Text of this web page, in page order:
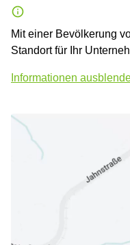
Mit einer Bevölkerung
Standort für Ihr
Informationen